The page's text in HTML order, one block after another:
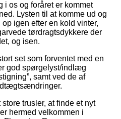
i os og foråret er kommet
Lysten til at komme ud og
igen efter en kold vinter,
tørdragtsdykkere der
og isen.
set som forventet med en
god spørgelyst/indlæg
samt ved de af
trusler, at finde et nyt
hermed velkommen i